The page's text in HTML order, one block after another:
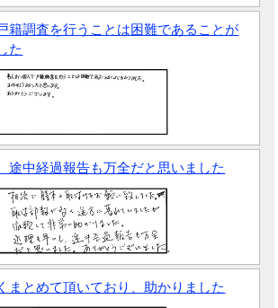
籍調査を行うことは困難であることが
た
途中経過報告も万全だと思いました
まとめて頂いており、助かりました